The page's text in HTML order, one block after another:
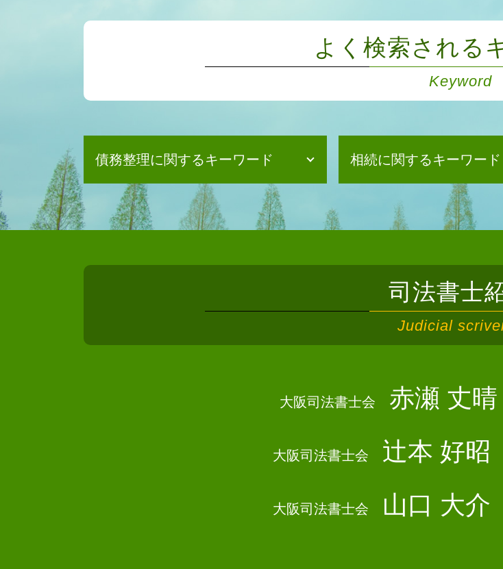
よく検索される
Keyword
債務整理に関するキーワード
個人再生 バレる
任意整理 相談
個人再生 デメリット
債務整理 手続き 必要書類
債務整理 ブラックリスト いつ
債務整理 ブラックリストに載
相続に関するキーワード
相続放棄手続き 司法書
遺言書 相続
遺産分割協議 進まない
相続 少ない場合
相続 変更登記
空き家 相続放棄
数次相続 遺産分割協議
法定相続人 放棄
相続 登記
遺産分割協議 不動産登
遺産分割協議 期限
相続 手続き 代行
司法書士
Judicial
大阪司法書士会 赤瀬 丈晴
大阪司法書士会 辻本 好昭
大阪司法書士会 山口 大介